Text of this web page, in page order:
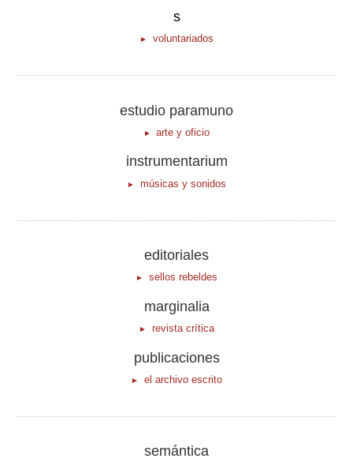
s
voluntariados
estudio paramuno
arte y oficio
instrumentarium
músicas y sonidos
editoriales
sellos rebeldes
marginalia
revista crítica
publicaciones
el archivo escrito
semántica